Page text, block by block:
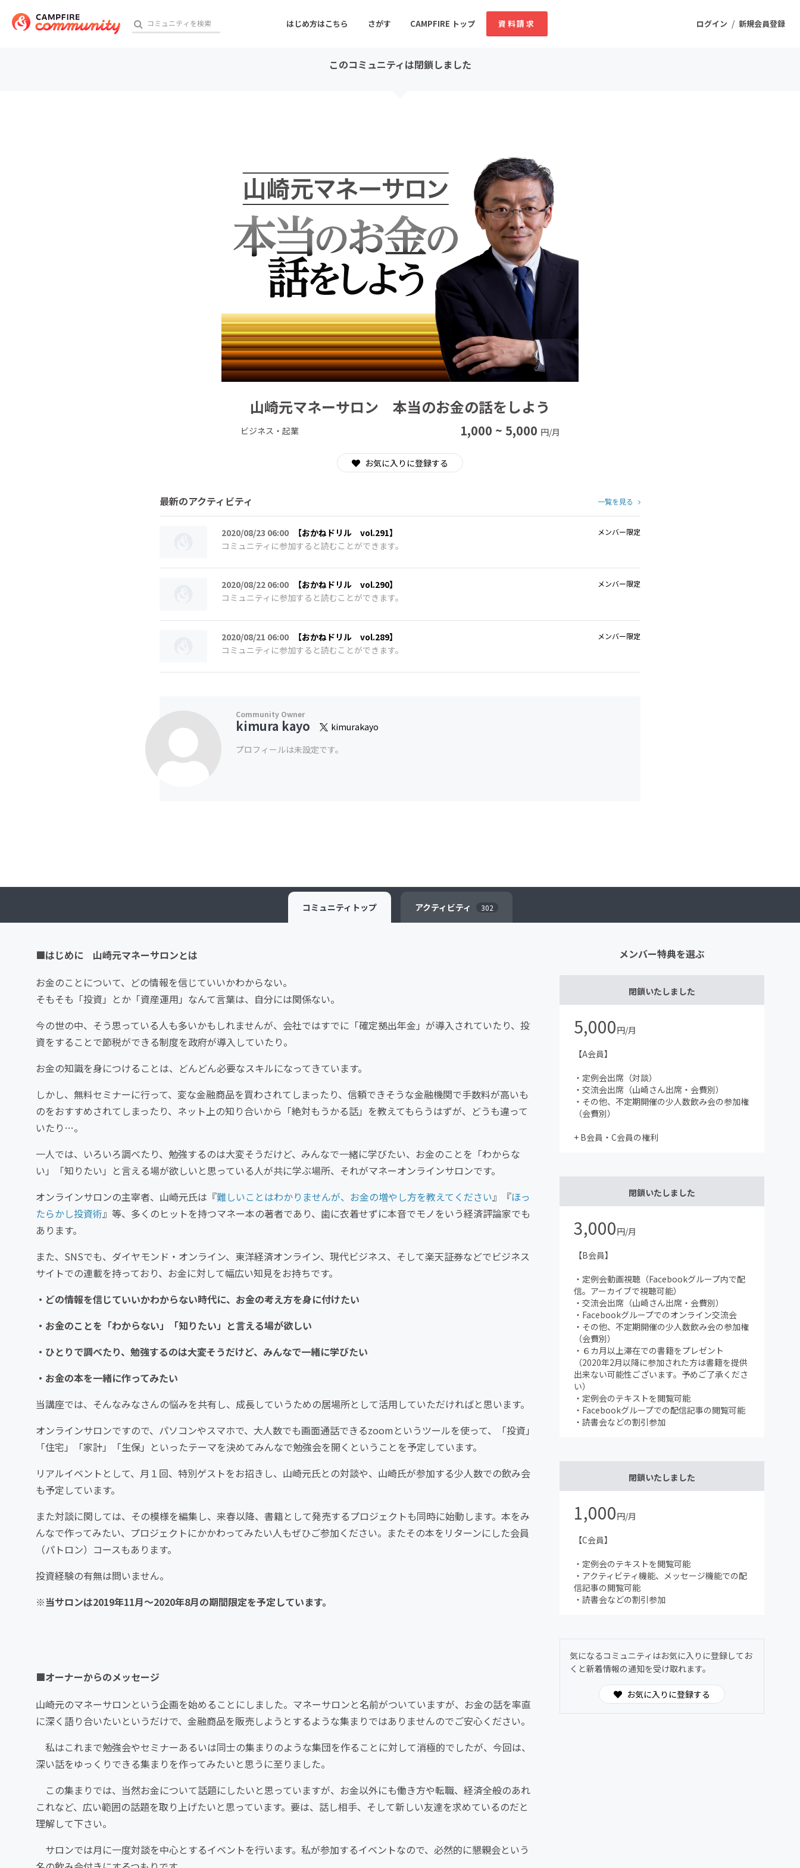
ログイン / 新規会員登録
はじめ方はこちら さがす CAMPFIRE トップ 資料請求
ゲーム・サービス開発 フード・飲食店
書籍・雑誌出版 アニメ・漫画
ソーシャルグッド ビューティー・ヘルスケア
CAMPFIRE for Social Good CAMPFIRE Creation
このコミュニティは閉鎖しました
山崎元マネーサロン 本当のお金の話をしよう
ビジネス・起業 1,000 ~ 5,000 円/月
お気に入りに登録する
最新のアクティビティ 一覧を見る
2020/08/23 06:00 【おかねドリル vol.291】 メンバー限定
コミュニティに参加すると読むことができます。
2020/08/22 06:00 【おかねドリル vol.290】 メンバー限定
コミュニティに参加すると読むことができます。
2020/08/21 06:00 【おかねドリル vol.289】 メンバー限定
コミュニティに参加すると読むことができます。
kimura kayo
kimurakayo
プロフィールは未設定です。
コミュニティ トップ アクティビティ 302
■はじめに 山崎元マネーサロンとは
お金のことについて、どの情報を信じていいかわからない。
そもそも「投資」とか「資産運用」なんて言葉は、自分には関係ない。
今の世の中、そう思っている人も多いかもしれませんが、会社ではすでに「確定拠出年金」が導入されていたり、投
資をすることで節税ができる制度を政府が導入していたり。
お金の知識を身につけることは、どんどん必要なスキルになってきています。
しかし、無料セミナーに行って、変な金融商品を買わされてしまったり、信頼できそうな金融機関で手数料が高いも
のをおすすめされてしまったり、ネット上の知り合いから「絶対もうかる話」を教えてもらうはずが、どうも違って
いたり…。
一人では、いろいろ調べたり、勉強するのは大変そうだけど、みんなで一緒に学びたい、お金のことを「わからな
い」「知りたい」と言える場が欲しいと思っている人が共に学ぶ場所、それがマネーオンラインサロンです。
オンラインサロンの主宰者、山崎元氏は『難しいことはわかりませんが、お金の増やし方を教えてください』『ほっ
たらかし投資術』等、多くのヒットを持つマネー本の著者であり、歯に衣着せずに本音でモノをいう経済評論家でも
あります。
また、SNSでも、ダイヤモンド・オンライン、東洋経済オンライン、現代ビジネス、そして楽天証券などでビジネス
サイトでの連載を持っており、お金に対して幅広い知見をお持ちです。
・どの情報を信じていいかわからない時代に、お金の考え方を身に付けたい
・お金のことを「わからない」「知りたい」と言える場が欲しい
・ひとりで調べたり、勉強するのは大変そうだけど、みんなで一緒に学びたい
・お金の本を一緒に作ってみたい
当講座では、そんなみなさんの悩みを共有し、成長していうための居場所として活用していただければと思います。
オンラインサロンですので、パソコンやスマホで、大人数でも画面通話できるzoomというツールを使って、「投資」
「住宅」「家計」「生保」といったテーマを決めてみんなで勉強会を開くということを予定しています。
リアルイベントとして、月１回、特別ゲストをお招きし、山崎元氏との対談や、山崎氏が参加する少人数での飲み会
も予定しています。
また対談に関しては、その模様を編集し、来春以降、書籍として発売するプロジェクトも同時に始動します。本をみ
んなで作ってみたい、プロジェクトにかかわってみたい人もぜひご参加ください。またその本をリターンにした会員
（パトロン）コースもあります。
投資経験の有無は問いません。
※当サロンは2019年11月～2020年8月の期間限定を予定しています。
■オーナーからのメッセージ
山崎元のマネーサロンという企画を始めることにしました。マネーサロンと名前がついていますが、お金の話を率直
に深く語り合いたいというだけで、金融商品を販売しようとするような集まりではありませんのでご安心ください。
私はこれまで勉強会やセミナーあるいは同士の集まりのような集団を作ることに対して消極的でしたが、今回は、
深い話をゆっくりできる集まりを作ってみたいと思うに至りました。
この集まりでは、当然お金について話題にしたいと思っていますが、お金以外にも働き方や転職、経済全般のあれ
これなど、広い範囲の話題を取り上げたいと思っています。要は、話し相手、そして新しい友達を求めているのだと
理解して下さい。
サロンでは月に一度対談を中心とするイベントを行います。私が参加するイベントなので、必然的に懇親会という
メンバー特典を選ぶ
閉鎖いたしました
5,000円/月
【A会員】
・定例会出席（対談）
・交流会出席（山崎さん出席・会費別）
・その他、不定期開催の少人数飲み会の参加権
（会費別）
+ B会員・C会員の権利
閉鎖いたしました
3,000円/月
【B会員】
・定例会動画視聴（Facebookグループ内で配
信。アーカイブで視聴可能）
・交流会出席（山崎さん出席・会費別）
・Facebookグループでのオンライン交流会
・その他、不定期開催の少人数飲み会の参加権
（会費別）
・６カ月以上滞在での書籍をプレゼント
（2020年2月以降に参加された方は書籍を提供
出来ない可能性ございます。予めご了承くださ
い）
・定例会のテキストを閲覧可能
・Facebookグループでの配信記事の閲覧可能
・読書会などの割引参加
閉鎖いたしました
1,000円/月
【C会員】
・定例会のテキストを閲覧可能
・アクティビティ機能、メッセージ機能での配
信記事の閲覧可能
・読書会などの割引参加
気になるコミュニティはお気に入りに登録してお
くと新着情報の通知を受け取れます。
お気に入りに登録する